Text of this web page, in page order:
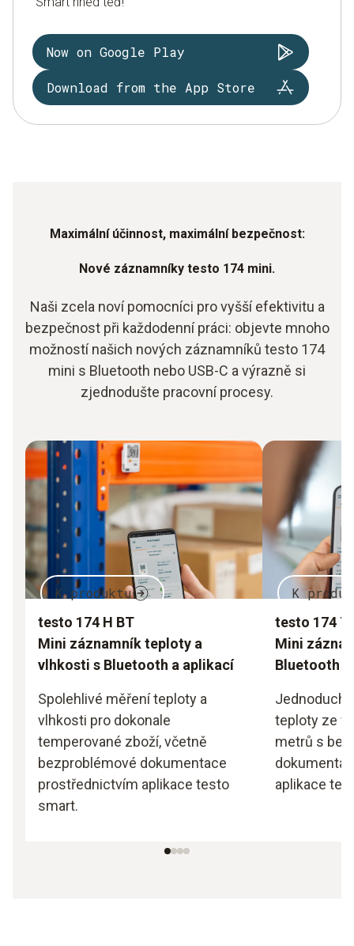
Now on Google Play
Download from the App Store
Maximální účinnost, maximální bezpečnost:
Nové záznamníky testo 174 mini.
Naši zcela noví pomocníci pro vyšší efektivitu a
bezpečnost při každodenní práci: objevte mnoho
možností našich nových záznamníků testo 174
mini s Bluetooth nebo USB-C a výrazně si
zjednodušte pracovní procesy.
K produktu
testo 174 H BT
Mini záznamník teploty a
vlhkosti s Bluetooth a aplikací
Spolehlivé měření teploty a
vlhkosti pro dokonale
temperované zboží, včetně
bezproblémové dokumentace
prostřednictvím aplikace testo
smart.
K
testo 174 T
Mini
Bluetooth
teploty ze
metrů s
aplikace